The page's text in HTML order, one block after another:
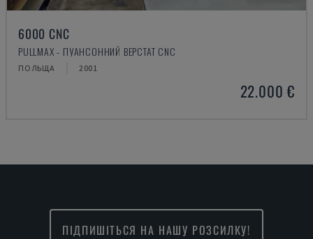
6000 CNC
PULLMAX - ПУАНСОННИЙ ВЕРСТАТ CNC
ПОЛЬЩА 2001
22.000 €
ПІДПИШІТЬСЯ НА НАШУ РОЗСИЛКУ!